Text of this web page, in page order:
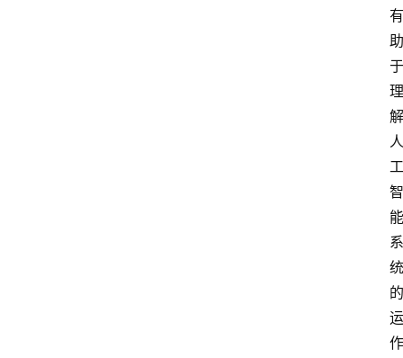
有
助
于
理
解
人
工
智
能
系
统
的
运
作